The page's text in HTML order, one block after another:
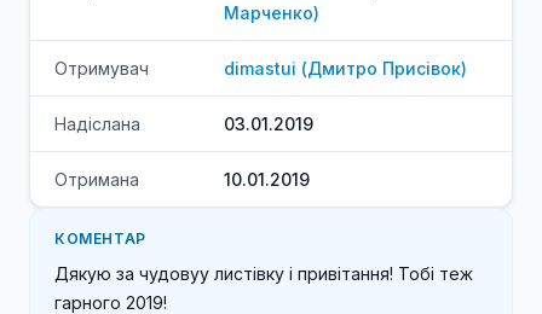
Марченко)
Отримувач dimastui (Дмитро Присівок)
Надіслана 03.01.2019
Отримана 10.01.2019
КОМЕНТАР
Дякую за чудовуу листівку і привітання! Тобі теж
гарного 2019!